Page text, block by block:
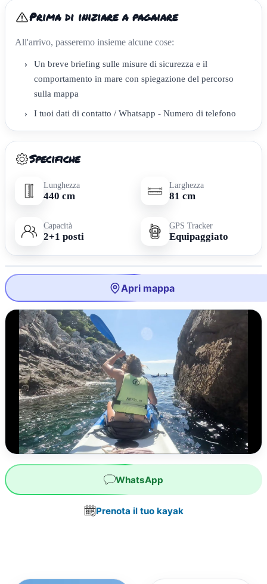
Prima di iniziare a pagaiare
All'arrivo, passeremo insieme alcune cose:
›
Un breve briefing sulle misure di sicurezza e il
comportamento in mare con spiegazione del percorso
sulla mappa
› I tuoi dati di contatto / Whatsapp - Numero di telefono
Specifiche
Lunghezza
440 cm
Larghezza
81 cm
Capacità
2+1 posti
GPS Tracker
Equipaggiato
Apri mappa
WhatsApp
Prenota il tuo kayak